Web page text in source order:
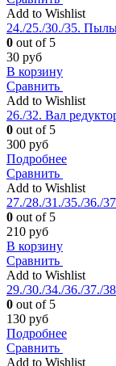
Add to Wishlist
24./25./30./35.
0 out of 5
30 руб
В корзину
Сравнить
Add to Wishlist
26./32. Вал
0 out of 5
300 руб
Подробнее
Сравнить
Add to Wishlist
27./28./31./35./36./
0 out of 5
210 руб
В корзину
Сравнить
Add to Wishlist
29./30./34./36./37./
0 out of 5
130 руб
Подробнее
Сравнить
Add to Wishlist